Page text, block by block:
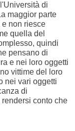
di
maggior parte
non riesce
quella del
quindi
pensano di
e nei loro oggetti
vittime del loro
nei vari oggetti
di
conto che